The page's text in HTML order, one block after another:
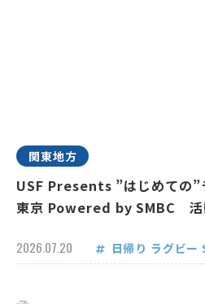
関東地方
USF Presents ”はじめての
東京 Powered by SMBC 活
2026.07.20 日帰り ラグビー